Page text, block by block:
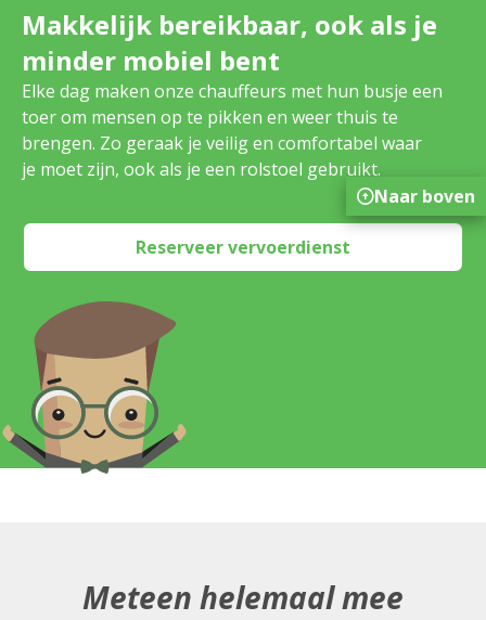
Makkelijk bereikbaar, ook als je
minder mobiel bent
Elke dag maken onze chauffeurs met hun busje een
toer om mensen op te pikken en weer thuis te
brengen. Zo geraak je veilig en comfortabel waar
je moet zijn, ook als je een rolstoel gebruikt.
Reserveer vervoerdienst
Meteen helemaal mee
Naar boven